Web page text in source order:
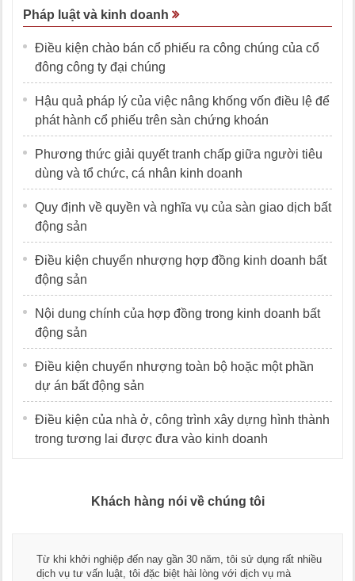
Pháp luật và kinh doanh
Điều kiện chào bán cổ phiếu ra công chúng của cổ
đông công ty đại chúng
Hậu quả pháp lý của việc nâng khống vốn điều lệ để
phát hành cổ phiếu trên sàn chứng khoán
Phương thức giải quyết tranh chấp giữa người tiêu
dùng và tổ chức, cá nhân kinh doanh
Quy định về quyền và nghĩa vụ của sàn giao dịch bất
động sản
Điều kiện chuyển nhượng hợp đồng kinh doanh bất
động sản
Nội dung chính của hợp đồng trong kinh doanh bất
động sản
Điều kiện chuyển nhượng toàn bộ hoặc một phần
dự án bất động sản
Điều kiện của nhà ở, công trình xây dựng hình thành
trong tương lai được đưa vào kinh doanh
Khách hàng nói về chúng tôi
Từ khi khởi nghiệp đến nay gần 30 năm, tôi sử dụng rất nhiều
dịch vụ tư vấn luật, tôi đặc biệt hài lòng với dịch vụ mà